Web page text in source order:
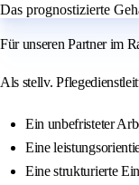
Das prognostizierte
Für unseren Partner im
Als stellv.
Ein unbefristeter
Eine
Eine strukturierte